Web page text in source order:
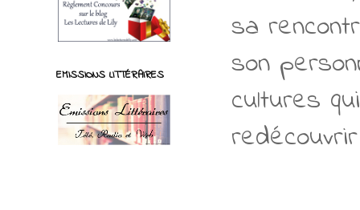
sa
son
cultures
EMISSIONS LITTÉRAIRES